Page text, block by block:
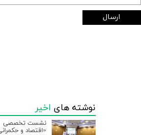
ارسال
نوشته های اخیر
نشست تخصصی
«اقتصاد و